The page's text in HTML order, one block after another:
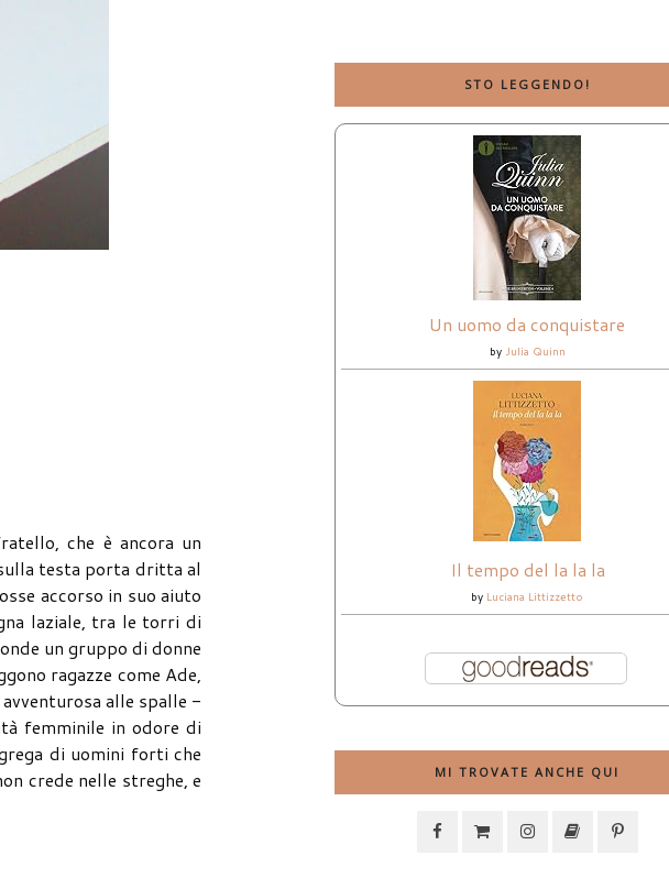
che è ancora un
testa porta dritta al
accorso in suo aiuto
laziale, tra le torri di
un gruppo di donne
ragazze come Ade,
alle spalle -
femminile in odore di
di uomini forti che
crede nelle streghe, e
STO LEGGENDO!
Un uomo da conquistare
by Julia Quinn
Il tempo del la la la
by Luciana Littizzetto
MI TROVATE ANCHE QUI